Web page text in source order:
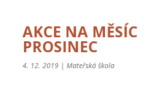
AKCE NA MĚSÍC
PROSINEC
4. 12. 2019| Mateřská škola